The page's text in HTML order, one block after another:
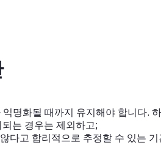
명화될 때까지 유지해야 합니다.
는 경우는 제외하고;
다고 합리적으로 추정할 수 있는